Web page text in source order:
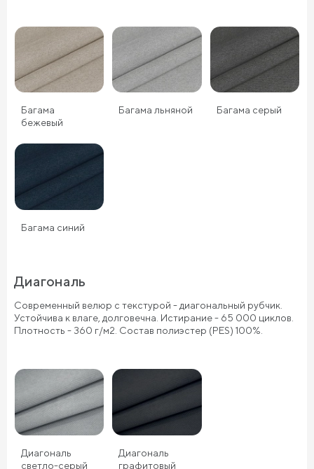
Багама
бежевый
Багама льняной Багама серый
Багама синий
Диагональ
Современный велюр с текстурой - диагональный рубчик.
Устойчива к влаге, долговечна. Истирание - 65 000 циклов.
Плотность - 360 г/м2. Состав полиэстер (PES) 100%.
Диагональ
светло-серый
Диагональ
графитовый